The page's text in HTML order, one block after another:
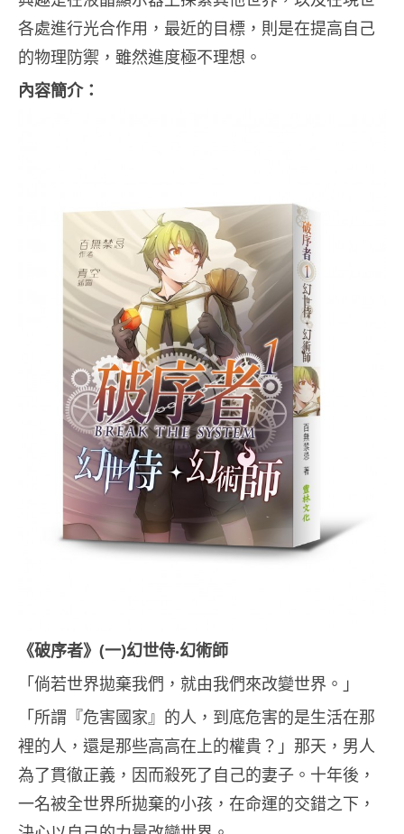
各處進行光合作用，最近的目標，則是在提高自己
的物理防禦，雖然進度極不理想。
內容簡介：
《破序者》 (一)幻世侍‧幻術師
「倘若世界拋棄我們，就由我們來改變世界。」
「所謂『危害國家』的人，到底危害的是生活在那
裡的人，還是那些高高在上的權貴？」那天，男人
為了貫徹正義，因而殺死了自己的妻子。十年後，
一名被全世界所拋棄的小孩，在命運的交錯之下，